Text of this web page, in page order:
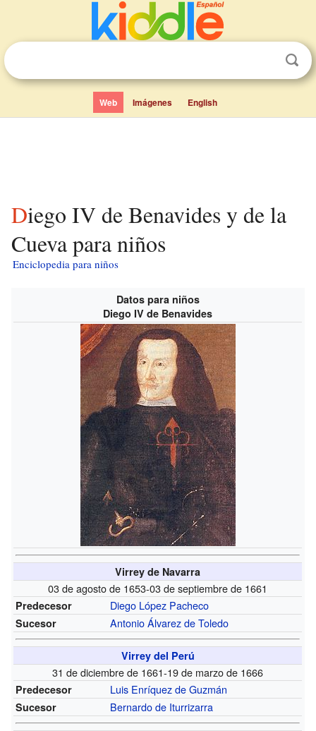
Web Imágenes English
Diego IV de Benavides y de la
Cueva para niños
Enciclopedia para niños
Datos para niños
Diego IV de Benavides
Virrey de Navarra
03 de agosto de 1653-03 de septiembre de 1661
Predecesor Diego López Pacheco
Sucesor Antonio Álvarez de Toledo
Virrey del Perú
31 de diciembre de 1661-19 de marzo de 1666
Predecesor Luis Enríquez de Guzmán
Sucesor Bernardo de Iturrizarra